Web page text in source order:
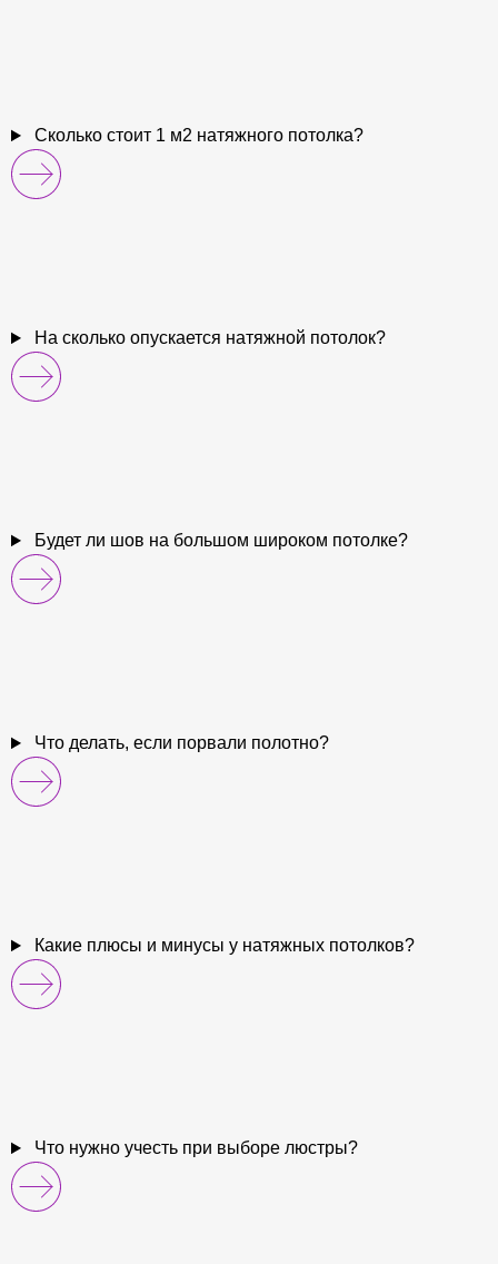
Сколько стоит 1 м2 натяжного потолка?
На сколько опускается натяжной потолок?
Будет ли шов на большом широком потолке?
Что делать, если порвали полотно?
Какие плюсы и минусы у натяжных потолков?
Что нужно учесть при выборе люстры?